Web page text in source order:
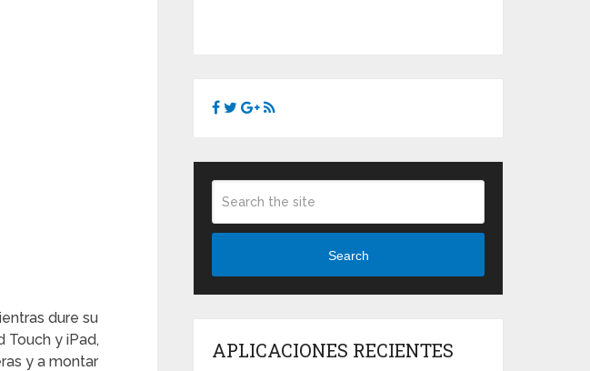
dure su
Touch y iPad,
y a montar
Search
APLICACIONES RECIENTES